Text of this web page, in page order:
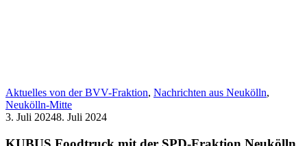
Aktuelles von der BVV-Fraktion, Nachrichten aus Neukölln,
Neukölln-Mitte
3. Juli 20248. Juli 2024